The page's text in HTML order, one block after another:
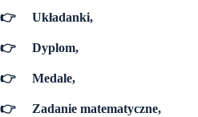
👉 Układanki,
👉 Dyplom,
👉 Medale,
👉 Zadanie matematyczne,